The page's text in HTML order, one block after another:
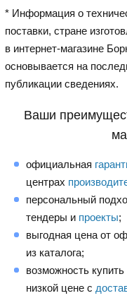
* Информация о
поставки, стране
в интернет-магазине
основывается на
публикации сведениях.
Ваши
официальная
центрах
персональный
тендеры и проекты;
выгодная цена от
из каталога;
возможность
низкой цене с